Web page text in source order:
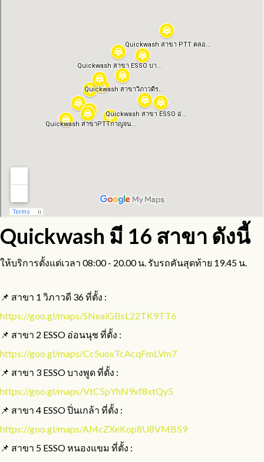
Quickwash มี 16 สาขา ดังนี้
ให้บริการตั้งแต่เวลา 08:00 - 20.00 น. รับรถคันสุดท้าย 19.45 น.
📌 สาขา 1 วิภาวดี 36 ที่ตั้ง :
https://goo.gl/maps/SNeaiGBsL22TK9TT6
📌 สาขา 2 ESSO อ่อนนุช ที่ตั้ง :
https://goo.gl/maps/Cc5uoxTcAcqFmLVm7
📌 สาขา 3 ESSO บางพูด ที่ตั้ง :
https://goo.gl/maps/VtC5pYhN9xf8xtQy5
📌 สาขา 4 ESSO ปิ่นเกล้า ที่ตั้ง :
https://goo.gl/maps/AMcZXeKop8U8VMB59
📌 สาขา 5 ESSO หนองแขม ที่ตั้ง :